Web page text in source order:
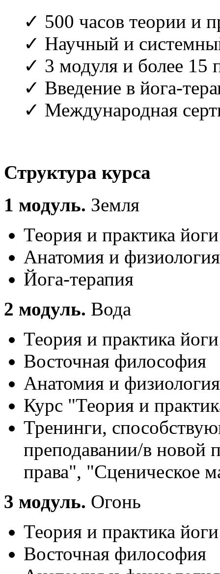
✓ 500 часов теории и
✓ Научный и
✓ 3 модуля и более 15
✓ Введение в йога-
✓ Международная
Структура курса
1 модуль. Земля
Теория и практика йоги
Анатомия и
Йога-терапия
2 модуль. Вода
Теория и практика йоги
Восточная философия
Анатомия и
Курс "Теория и
Тренинги,
преподавании/в новой
права", "Сценическое
3 модуль. Огонь
Теория и практика йоги
Восточная философия